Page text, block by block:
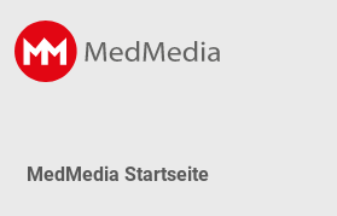
MedMedia Startseite